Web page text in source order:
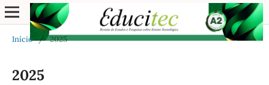
Início / 2025
2025